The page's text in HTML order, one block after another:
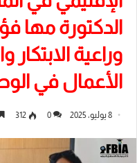
الدكتورة مها
وراعية الابتكار
الأعمال في
8 يوليو، 2025 0
312